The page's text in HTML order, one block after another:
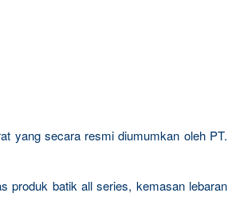
yang secara resmi diumumkan oleh PT.
produk batik all series, kemasan lebaran